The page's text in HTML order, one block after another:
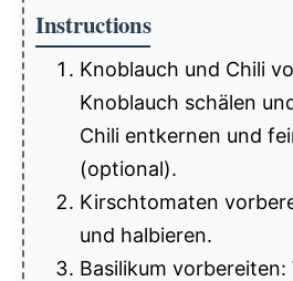
Instructions
Knoblauch und Chili
Knoblauch schälen
Chili entkernen und
(optional).
Kirschtomaten
und halbieren.
Basilikum vorbereiten: